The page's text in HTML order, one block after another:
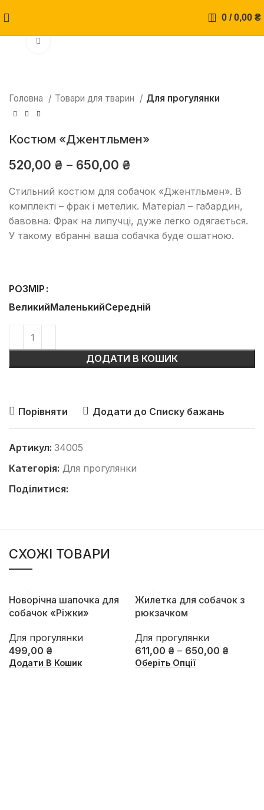
0 / 0,00 ₴
Головна Товари для тварин Для прогулянки
Костюм «Джентльмен»
520,00 ₴ – 650,00 ₴
Стильний костюм для собачок «Джентльмен». В
комплекті – фрак і метелик. Матеріал – габардин,
бавовна. Фрак на липучці, дуже легко одягається.
У такому вбранні ваша собачка буде ошатною.
РОЗМІР
ВеликийМаленькийСередній
ДОДАТИ В КОШИК
Порівняти Додати до Списку бажань
Артикул: 34005
Категорія: Для прогулянки
Поділитися:
СХОЖІ ТОВАРИ
Новорічна шапочка для
собачок «Ріжки»
Для прогулянки
499,00 ₴
Додати В Кошик
Жилетка для собачок з
рюкзачком
Для прогулянки
611,00 ₴ – 650,00 ₴
Оберіть Опції